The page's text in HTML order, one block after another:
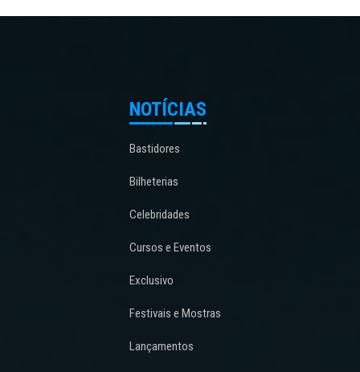
NOTÍCIAS
Bastidores
Bilheterias
Celebridades
Cursos e Eventos
Exclusivo
Festivais e Mostras
Lançamentos